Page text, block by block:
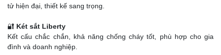
tử hiện đại, thiết kế sang trọng.
🔐 Két sắt Liberty
Kết cấu chắc chắn, khả năng chống cháy tốt, phù hợp cho gia
đình và doanh nghiệp.